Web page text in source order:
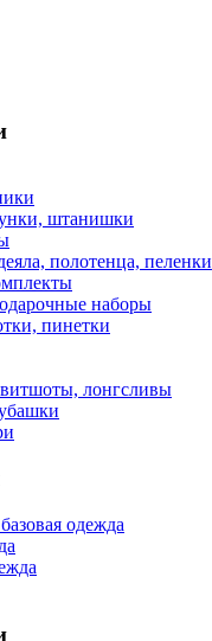
штанишки
полотенца, пеленки
наборы
пинетки
лонгсливы
одежда